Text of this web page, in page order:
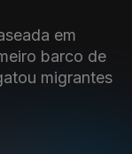
em
barco de
migrantes